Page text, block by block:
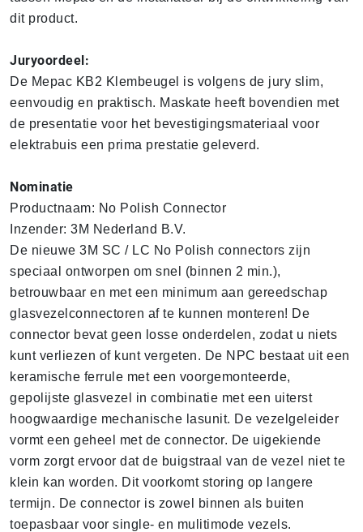
dit product.
Juryoordeel:
De Mepac KB2 Klembeugel is volgens de jury slim,
eenvoudig en praktisch. Maskate heeft bovendien met
de presentatie voor het bevestigingsmateriaal voor
elektrabuis een prima prestatie geleverd.
Nominatie
Productnaam: No Polish Connector
Inzender: 3M Nederland B.V.
De nieuwe 3M SC / LC No Polish connectors zijn
speciaal ontworpen om snel (binnen 2 min.),
betrouwbaar en met een minimum aan gereedschap
glasvezelconnectoren af te kunnen monteren! De
connector bevat geen losse onderdelen, zodat u niets
kunt verliezen of kunt vergeten. De NPC bestaat uit een
keramische ferrule met een voorgemonteerde,
gepolijste glasvezel in combinatie met een uiterst
hoogwaardige mechanische lasunit. De vezelgeleider
vormt een geheel met de connector. De uigekiende
vorm zorgt ervoor dat de buigstraal van de vezel niet te
klein kan worden. Dit voorkomt storing op langere
termijn. De connector is zowel binnen als buiten
toepasbaar voor single- en mulitimode vezels.